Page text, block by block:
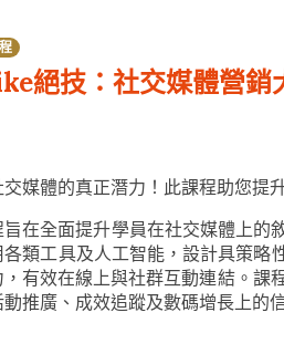
絕技：社交媒體營銷
媒體的真正潛力！此課程助您提
在全面提升學員在社交媒體上的
各類工具及人工智能，設計具策
有效在線上與社群互動連結。
推廣、成效追蹤及數碼增長上的